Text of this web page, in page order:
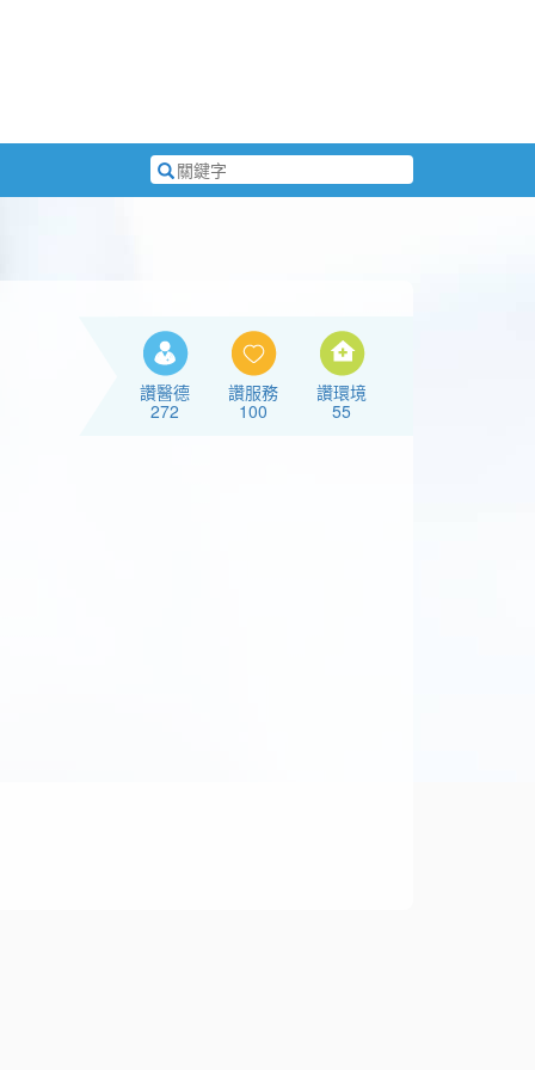
搜
尋
讚醫德
272
讚服務
100
讚環境
55